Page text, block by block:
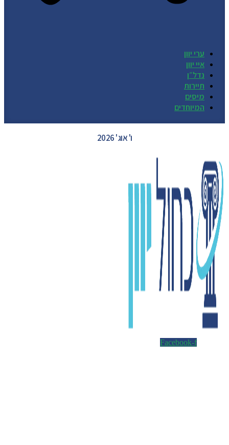
ערי יוון
איי יוון
נדל״ן
תיירות
מיסים
המיוחדים
ו' אוג' 2026
Facebook-f